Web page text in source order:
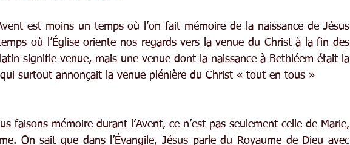
est moins un temps où l’on fait mémoire de la naissance de Jésus
où l’Église oriente nos regards vers la venue du Christ à la fin des
signifie venue, mais une venue dont la naissance à Bethléem était la
surtout annonçait la venue plénière du Christ « tout en tous »
faisons mémoire durant l’Avent, ce n’est pas seulement celle de Marie,
On sait que dans l’Évangile, Jésus parle du Royaume de Dieu avec